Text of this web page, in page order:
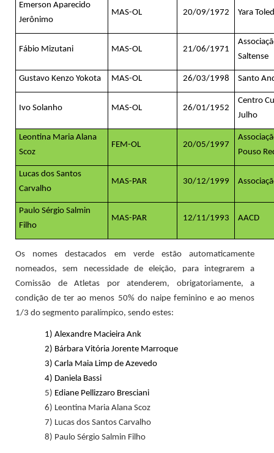
Emerson Aparecido
Jerônimo
MAS-OL 20/09/1972 Yara
Fábio Mizutani MAS-OL 21/06/1971
Saltense
Gustavo Kenzo Yokota MAS-OL 26/03/1998 Santo
Ivo Solanho MAS-OL 26/01/1952
Centro
Julho
Leontina Maria Alana
Scoz
FEM-OL 20/05/1997
Pouso
Lucas dos Santos
Carvalho
MAS-PAR 30/12/1999
Paulo Sérgio Salmin
Filho
MAS-PAR 12/11/1993 AACD
Os nomes destacados em verde estão automaticamente
nomeados, sem necessidade de eleição, para integrarem a
Comissão de Atletas por atenderem, obrigatoriamente, a
condição de ter ao menos 50% do naipe feminino e ao menos
1/3 do segmento paralímpico, sendo estes:
1) Alexandre Macieira Ank
2) Bárbara Vitória Jorente Marroque
3) Carla Maia Limp de Azevedo
4) Daniela Bassi
5) Ediane Pellizzaro Bresciani
6) Leontina Maria Alana Scoz
7) Lucas dos Santos Carvalho
8) Paulo Sérgio Salmin Filho